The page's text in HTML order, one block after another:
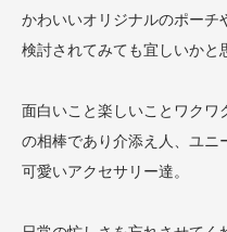
かわいいオリジナルのポーチ
検討されてみても宜しいかと
面白いこと楽しいことワクワ
の相棒であり介添え人、ユニ
可愛いアクセサリー達。